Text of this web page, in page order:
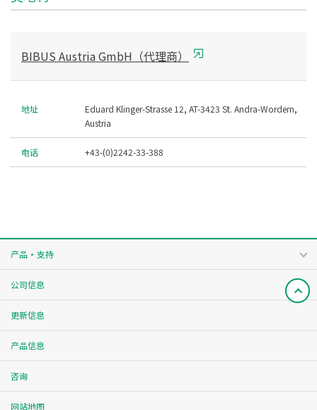
BIBUS Austria GmbH（代理商）
地址
Eduard Klinger-Strasse 12, AT-3423 St. Andra-Wordern,
Austria
电话 +43-(0)2242-33-388
产品・支持
公司信息
更新信息
产品信息
咨询
网站地图